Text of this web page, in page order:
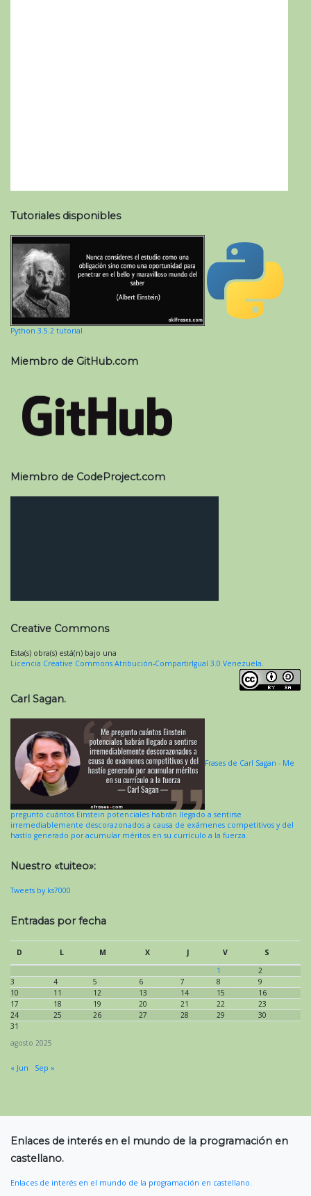
Tutoriales disponibles
Python 3.5.2 tutorial
Miembro de GitHub.com
Miembro de CodeProject.com
Creative Commons
Esta(s) obra(s) está(n) bajo una
Licencia Creative Commons Atribución-CompartirIgual 3.0 Venezuela
Carl Sagan.
Frases de Carl Sagan - Me
pregunto cuántos Einstein potenciales habrán llegado a sentirse
irremediablemente descorazonados a causa de exámenes competitivos y del
hastío generado por acumular méritos en su currículo a la fuerza.
Nuestro «tuiteo»:
Tweets by ks7000
Entradas por fecha
agosto 2025
D L M X J V
S
1
2
3
4 5 6 7 8
9
10
11 12 13 14 15
16
17
18 19 20 21 22
23
24
25 26 27 28 29
30
31
« Jun Sep »
Enlaces de interés en el mundo de la programación en
castellano.
Enlaces de interés en el mundo de la programación en castellano.